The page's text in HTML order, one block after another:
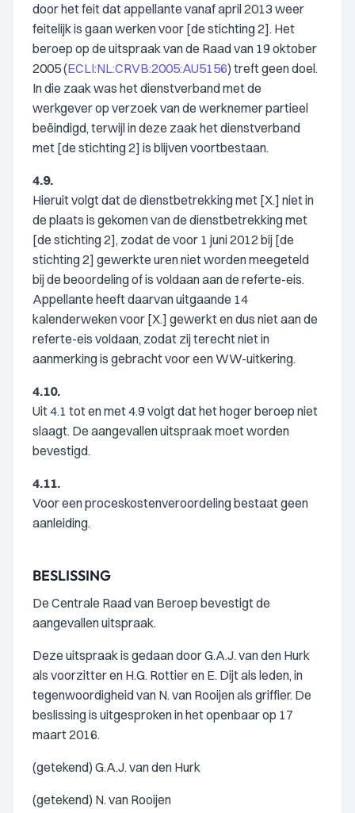
door het feit dat appellante vanaf april 2013 weer
feitelijk is gaan werken voor [de stichting 2]. Het
beroep op de uitspraak van de Raad van 19 oktober
2005 (ECLI:NL:CRVB:2005:AU5156) treft geen doel.
In die zaak was het dienstverband met de
werkgever op verzoek van de werknemer partieel
beëindigd, terwijl in deze zaak het dienstverband
met [de stichting 2] is blijven voortbestaan.
4.9.
Hieruit volgt dat de dienstbetrekking met [X.] niet in
de plaats is gekomen van de dienstbetrekking met
[de stichting 2], zodat de voor 1 juni 2012 bij [de
stichting 2] gewerkte uren niet worden meegeteld
bij de beoordeling of is voldaan aan de referte-eis.
Appellante heeft daarvan uitgaande 14
kalenderweken voor [X.] gewerkt en dus niet aan de
referte-eis voldaan, zodat zij terecht niet in
aanmerking is gebracht voor een WW-uitkering.
4.10.
Uit 4.1 tot en met 4.9 volgt dat het hoger beroep niet
slaagt. De aangevallen uitspraak moet worden
bevestigd.
4.11.
Voor een proceskostenveroordeling bestaat geen
aanleiding.
BESLISSING
De Centrale Raad van Beroep bevestigt de
aangevallen uitspraak.
Deze uitspraak is gedaan door G.A.J. van den Hurk
als voorzitter en H.G. Rottier en E. Dijt als leden, in
tegenwoordigheid van N. van Rooijen als griffier. De
beslissing is uitgesproken in het openbaar op 17
maart 2016.
(getekend) G.A.J. van den Hurk
(getekend) N. van Rooijen